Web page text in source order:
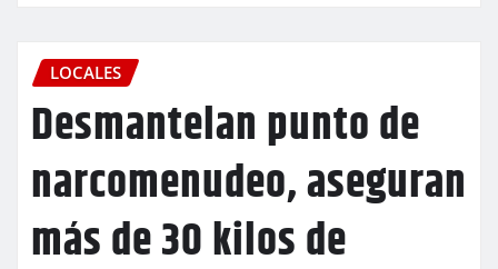
LOCALES
Desmantelan punto de
narcomenudeo, aseguran
más de 30 kilos de